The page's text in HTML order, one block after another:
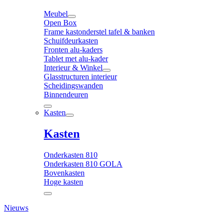
Meubel
Open Box
Frame kastonderstel tafel & banken
Schuifdeurkasten
Fronten alu-kaders
Tablet met alu-kader
Interieur & Winkel
Glasstructuren interieur
Scheidingswanden
Binnendeuren
Kasten
Kasten
Onderkasten 810
Onderkasten 810 GOLA
Bovenkasten
Hoge kasten
Nieuws